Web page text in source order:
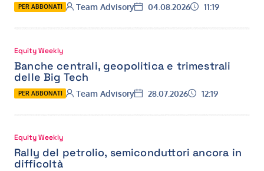
PER ABBONATI Autore:
Team Advisory Data:
04.08.2026 Ora:
11:19
Equity Weekly
Banche centrali, geopolitica e trimestrali
delle Big Tech
PER ABBONATI Autore:
Team Advisory Data:
28.07.2026 Ora:
12:19
Equity Weekly
Rally del petrolio, semiconduttori ancora in
difficoltà